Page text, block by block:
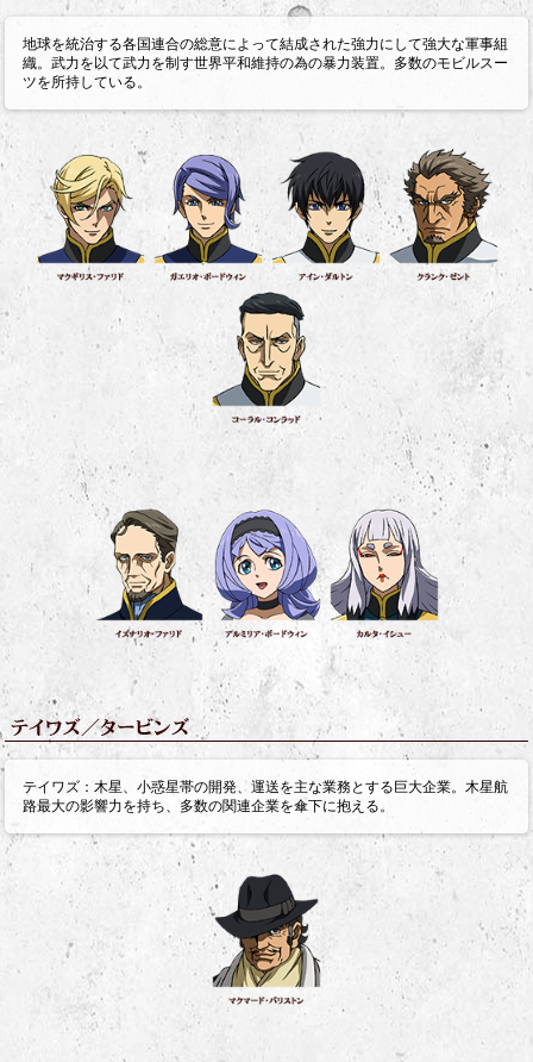
地球を統治する各国連合の総意によって結成された強力にして強大な軍事組
織。武力を以て武力を制す世界平和維持の為の暴力装置。多数のモビルスー
ツを所持している。
テイワズ：木星、小惑星帯の開発、運送を主な業務とする巨大企業。木星航
路最大の影響力を持ち、多数の関連企業を傘下に抱える。